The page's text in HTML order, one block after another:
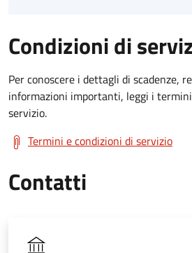
Condizioni di
Per conoscere i dettagli di scadenze,
informazioni importanti, leggi i
servizio.
Termini e condizioni di servizio
Contatti